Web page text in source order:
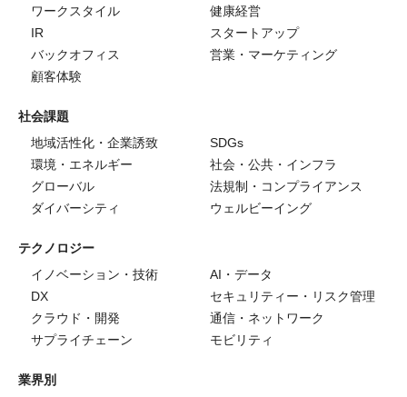
ワークスタイル
健康経営
IR
スタートアップ
バックオフィス
営業・マーケティング
顧客体験
社会課題
地域活性化・企業誘致
SDGs
環境・エネルギー
社会・公共・インフラ
グローバル
法規制・コンプライアンス
ダイバーシティ
ウェルビーイング
テクノロジー
イノベーション・技術
AI・データ
DX
セキュリティー・リスク管理
クラウド・開発
通信・ネットワーク
サプライチェーン
モビリティ
業界別